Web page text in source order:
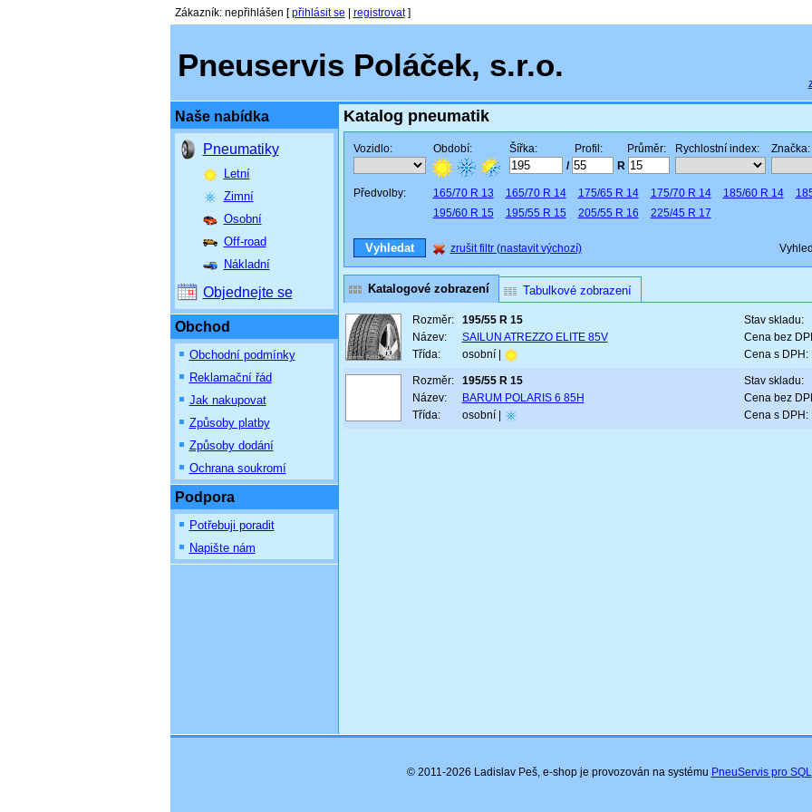
Zákazník: nepřihlášen [přihlásit se registrovat]
Pneuservis Poláček, s.r.o.
Naše nabídka
Pneumatiky
Letní
Zimní
Osobní
Off-road
Nákladní
Objednejte se
Obchod
Obchodní podmínky
Reklamační řád
Jak nakupovat
Způsoby platby
Způsoby dodání
Ochrana soukromí
Podpora
Potřebuji poradit
Napište nám
Katalog pneumatik
Vozidlo: Období: Šířka:
Profil:
/
Průměr:
R
Rychlostní index: Značka:
Předvolby: 165/70 R 13 165/70 R 14 175/65 R 14 175/70 R 14 185/60 R 14
195/60 R 15
195/55 R 15 205/55 R 16 225/45 R 17
zrušit filtr (nastavit výchozí)
Katalogové zobrazení Tabulkové zobrazení
Rozměr:
195/55 R 15
Název:
SAILUN ATREZZO ELITE 85V
Třída:
osobní |
Stav skladu:
Cena bez
Cena s DPH:
Rozměr:
195/55 R 15
Název:
BARUM POLARIS 6 85H
Třída:
osobní |
Stav skladu:
Cena bez
Cena s DPH:
© 2011-2026 Ladislav Peš, e-shop je provozován na systému PneuServis pro SQL